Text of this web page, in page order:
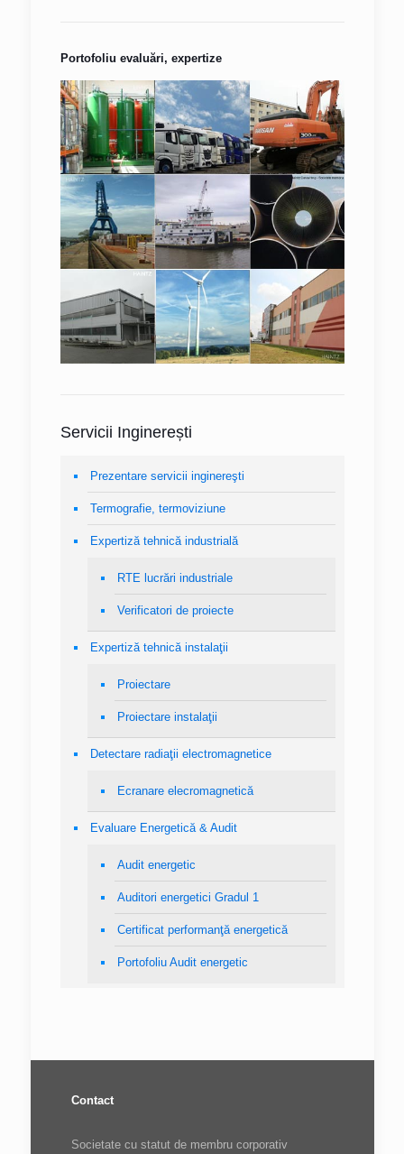
Portofoliu evaluări, expertize
Servicii Inginerești
Prezentare servicii inginereşti
Termografie, termoviziune
Expertiză tehnică industrială
RTE lucrări industriale
Verificatori de proiecte
Expertiză tehnică instalaţii
Proiectare
Proiectare instalaţii
Detectare radiaţii electromagnetice
Ecranare elecromagnetică
Evaluare Energetică & Audit
Audit energetic
Auditori energetici Gradul 1
Certificat performanţă energetică
Portofoliu Audit energetic
Contact
Societate cu statut de membru corporativ